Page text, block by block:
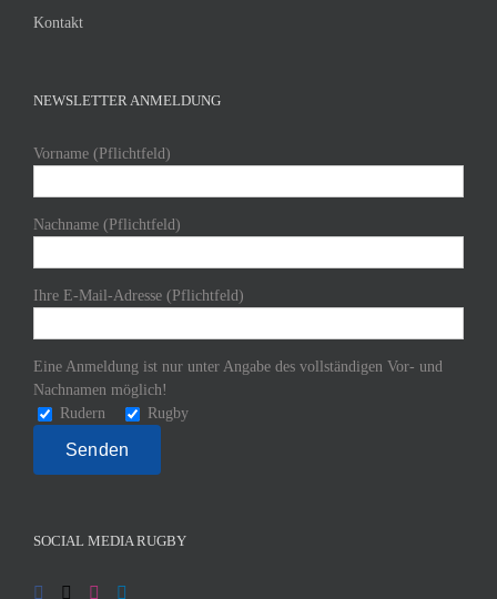
Kontakt
NEWSLETTER ANMELDUNG
Vorname (Pflichtfeld)
Nachname (Pflichtfeld)
Ihre E-Mail-Adresse (Pflichtfeld)
Eine Anmeldung ist nur unter Angabe des vollständigen Vor- und
Nachnamen möglich!
Rudern
Rugby
SOCIAL MEDIA RUGBY